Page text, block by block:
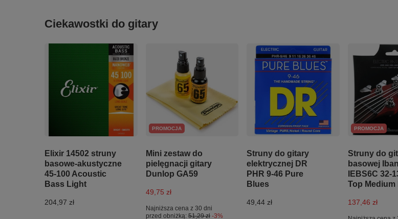
Ciekawostki do gitary
Elixir 14502 struny
basowe-akustyczne
45-100 Acoustic
Bass Light
204,97 zł
PROMOCJA
Mini zestaw do
pielęgnacji gitary
Dunlop GA59
49,75 zł
Najniższa cena z 30 dni
przed obniżką:51,29 zł -3%
Struny do gitary
elektrycznej DR
PHR 9-46 Pure
Blues
49,44 zł
PROMOCJA
Struny do
basowej
IEBS6C 32-
Top
137,46 zł